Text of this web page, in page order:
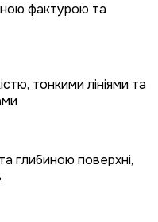
фактурою та
тонкими лініями та
глибиною поверхні,